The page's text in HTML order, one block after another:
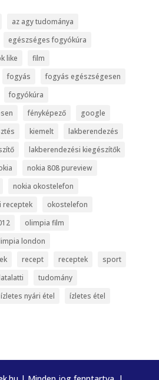
az agy tudománya
egészséges fogyókúra
like
film
fogyás
fogyás egészségesen
fogyókúra
fényképező
google
kiemelt
lakberendezés
lakberendezési kiegészítők
nokia 808 pureview
nokia okostelefon
receptek
okostelefon
olimpia film
london
recept receptek
sport
tudomány
ízletes nyári étel ízletes étel